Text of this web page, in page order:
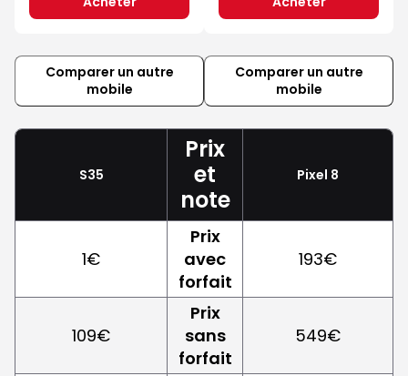
Comparer un autre
mobile
Comparer un autre
mobile
S35
Prix
et
note
Pixel 8
1€
Prix
avec
forfait
193€
109€
Prix
sans
forfait
549€